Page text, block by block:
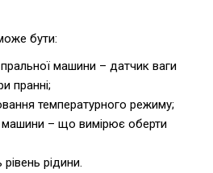
бути:
машини – датчик ваги
пранні;
температурного режиму;
машини – що вимірює оберти
рідини.